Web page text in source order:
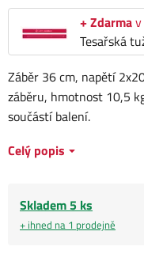
+ Zdarma
Tesařská
Záběr 36 cm, napětí
záběru, hmotnost 10,5
součástí balení.
Celý popis
Skladem 5 ks
+ ihned na 1 prodejně